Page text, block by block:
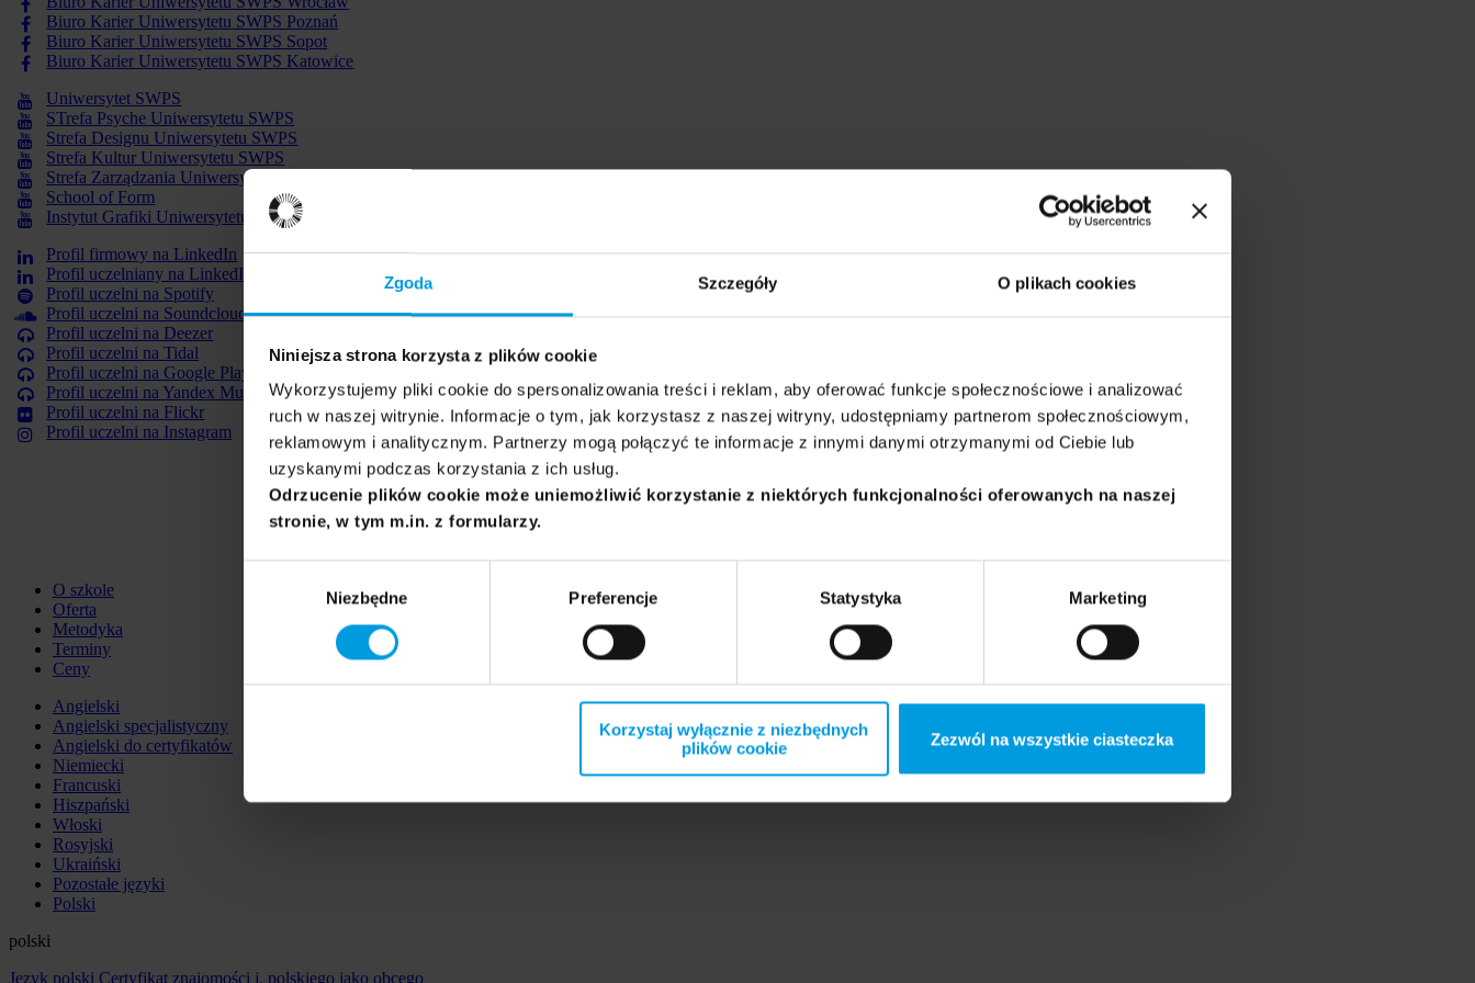
Zgoda Szczegóły O plikach cookies
Niniejsza strona korzysta z plików cookie
Wykorzystujemy pliki cookie do spersonalizowania treści i reklam, aby oferować funkcje społecznościowe i analizować
ruch w naszej witrynie. Informacje o tym, jak korzystasz z naszej witryny, udostępniamy partnerom społecznościowym,
reklamowym i analitycznym. Partnerzy mogą połączyć te informacje z innymi danymi otrzymanymi od Ciebie lub
uzyskanymi podczas korzystania z ich usług.
Odrzucenie plików cookie może uniemożliwić korzystanie z niektórych funkcjonalności oferowanych na naszej
stronie, w tym m.in. z formularzy.
Niezbędne Preferencje Statystyka Marketing
Korzystaj wyłącznie z niezbędnych
plików cookie
Zezwól na wszystkie ciasteczka
Biuro Karier Uniwersytetu SWPS Poznań
Biuro Karier Uniwersytetu SWPS Sopot
Biuro Karier Uniwersytetu SWPS Katowice
Uniwersytet SWPS
STrefa Psyche Uniwersytetu SWPS
Strefa Designu Uniwersytetu SWPS
Strefa Kultur Uniwersytetu SWPS
Strefa Zarządzania Uniwersytet SWPS
School of Form
Instytut Grafiki Uniwersytetu SWPS
Profil firmowy na LinkedIn
Profil uczelniany na LinkedIn
Profil uczelni na Spotify
Profil uczelni na Soundcloud
Profil uczelni na Deezer
Profil uczelni na Tidal
Profil uczelni na Google Play Music
Profil uczelni na Yandex Music
Profil uczelni na Flickr
Profil uczelni na Instagram
O szkole
Oferta
Metodyka
Terminy
Ceny
Angielski
Angielski specjalistyczny
Angielski do certyfikatów
Niemiecki
Francuski
Hiszpański
Włoski
Rosyjski
Ukraiński
Pozostałe języki
Polski
polski
Język polski Certyfikat znajomości j. polskiego jako obcego